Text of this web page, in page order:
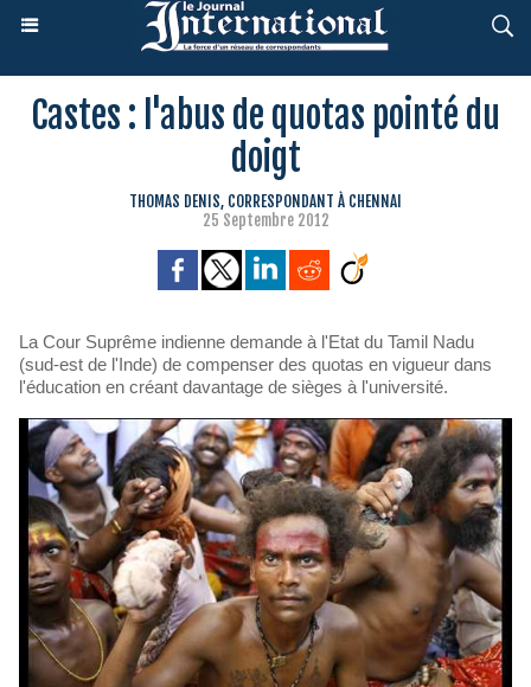
Castes : l'abus de quotas pointé du
doigt
THOMAS DENIS, CORRESPONDANT À CHENNAI
25 Septembre 2012
La Cour Suprême indienne demande à l'Etat du Tamil Nadu
(sud-est de l'Inde) de compenser des quotas en vigueur dans
l'éducation en créant davantage de sièges à l'université.